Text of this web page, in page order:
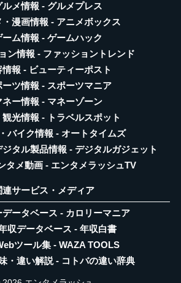
ルメ情報 - グルメプレス
・漫画情報 - アニメボックス
ーム情報 - ゲームハック
ン情報 - ファッショントレンド
情報 - ビューティーポスト
ーツ情報 - スポーツマニア
ネー情報 - マネーゾーン
観光情報 - トラベルスポット
バイク情報 - オートタイムズ
タル製品情報 - デジタルガジェット
タメ動画 - エンタメラッシュTV
連サービス・メディア
データベース - カロリーマニア
収データベース - 年収白書
ツール集 - WAZA TOOLS
・違い解説 - コトバの違い辞典